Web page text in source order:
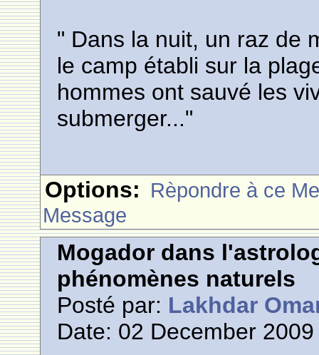
" Dans la nuit, un raz de
le camp établi sur la
hommes ont sauvé les
submerger..."
Options: Rèpondre à ce
Message
Mogador dans
phénomènes naturels
Posté par: Lakhdar
Date: 02 December